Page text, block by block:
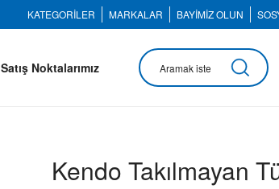
KATEGORİLER MARKALAR BAYİMİZ OLUN
Satış Noktalarımız
Kendo Takılmayan